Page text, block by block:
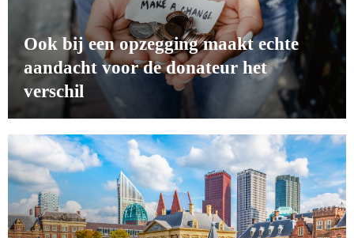
Ook bij een opzegging maakt echte
aandacht voor de donateur het
verschil